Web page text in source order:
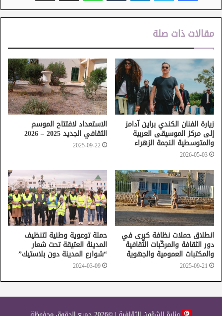
مقالات ذات صلة
زيارة الفنان الكندي براين آدامز
إلى مركز الموسيقى العربية
والمتوسطية النجمة الزهراء
2026-05-03
الاستعداد لافتتاح الموسم
الثقافي الجديد 2025 – 2026
2025-09-22
انطلاق حملات نظافة كبرى في
دور الثقافة والمركّبات الثّقافية
والمكتبات العمومية والجهوية
2025-09-21
حملة توعوية وطنية لتنظيف
المدينة العتيقة تحت شعار
“شوارع المدينة دون بلاستيك”
2024-03-09